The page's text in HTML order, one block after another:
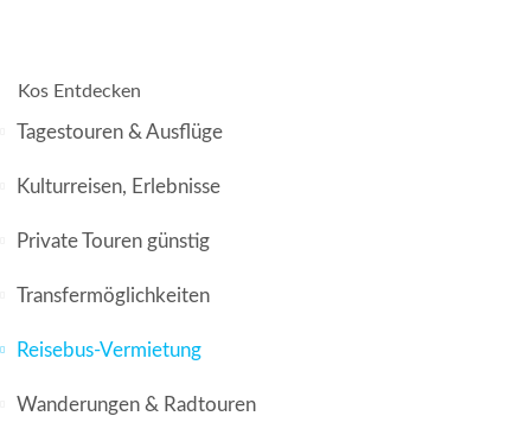
Kos Entdecken
Tagestouren & Ausflüge
Kulturreisen, Erlebnisse
Private Touren günstig
Transfermöglichkeiten
Reisebus-Vermietung
Wanderungen & Radtouren